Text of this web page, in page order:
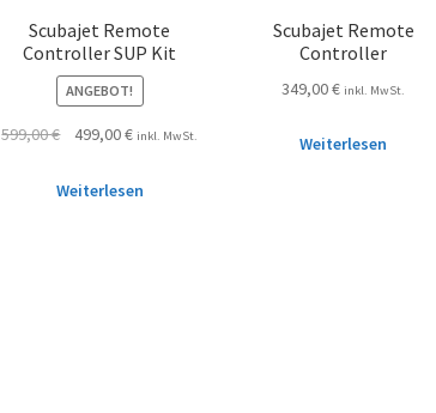
Scubajet Remote
Controller SUP Kit
ANGEBOT!
599,00€ 499,00€ inkl. MwSt.
Weiterlesen
Scubajet Remote
Controller
349,00€ inkl. MwSt.
Weiterlesen